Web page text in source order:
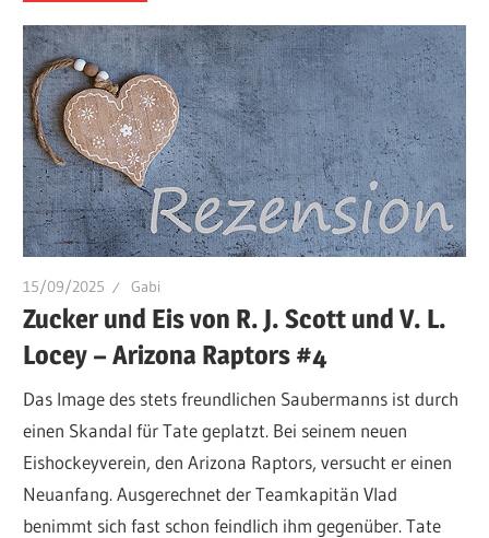
15/09/2025 Gabi
Zucker und Eis von R. J. Scott und V. L.
Locey – Arizona Raptors #4
Das Image des stets freundlichen Saubermanns ist durch
einen Skandal für Tate geplatzt. Bei seinem neuen
Eishockeyverein, den Arizona Raptors, versucht er einen
Neuanfang. Ausgerechnet der Teamkapitän Vlad
benimmt sich fast schon feindlich ihm gegenüber. Tate